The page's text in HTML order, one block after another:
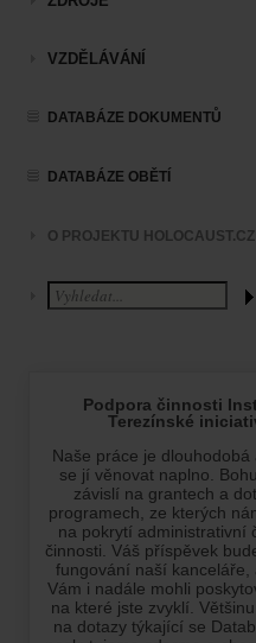
VZDĚLÁVÁNÍ
DATABÁZE DOKUMENTŮ
DATABÁZE OBĚTÍ
O PROJEKTU HOLOCAUST.CZ